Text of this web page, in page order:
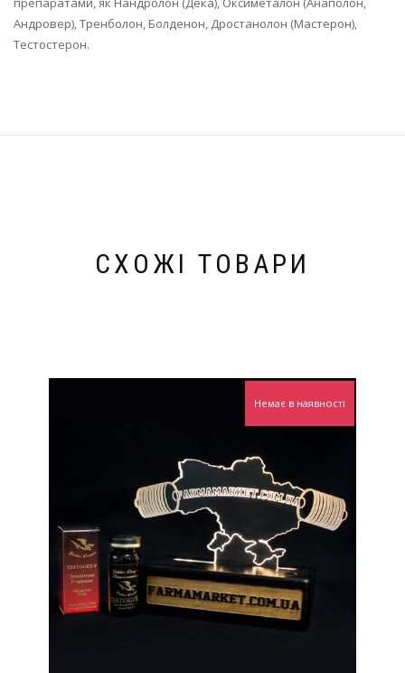
Андровер), Тренболон, Болденон, Дростанолон (Мастерон),
Тестостерон.
СХОЖІ ТОВАРИ
Немає в наявності